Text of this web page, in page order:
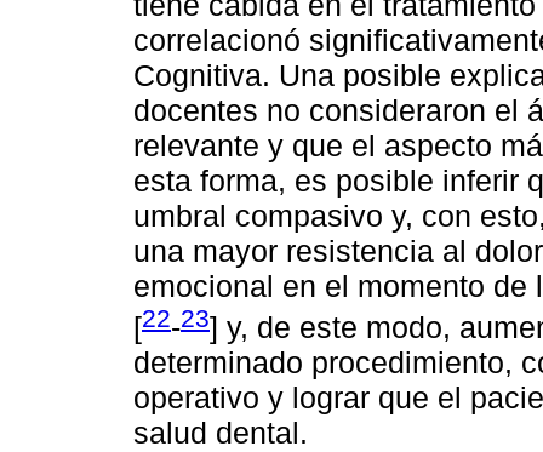
correlacionó
Cognitiva. Una posible
docentes no consideraron el
relevante y que el aspecto
esta forma, es posible inferir
umbral compasivo y, con
una mayor resistencia al
emocional en el momento
[22-23] y, de este modo,
determinado procedimiento,
operativo y lograr que el
salud dental.